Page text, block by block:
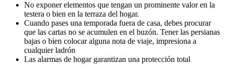
No exponer elementos que tengan un prominente valor en la
testera o bien en la terraza del hogar.
Cuando pases una temporada fuera de casa, debes procurar
que las cartas no se acumulen en el buzón. Tener las persianas
bajas o bien colocar alguna nota de viaje, impresiona a
cualquier ladrón
Las alarmas de hogar garantizan una protección total